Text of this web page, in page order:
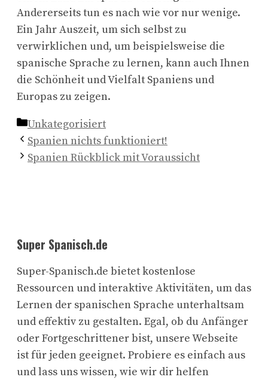
Andererseits tun es nach wie vor nur wenige.
Ein Jahr Auszeit, um sich selbst zu
verwirklichen und, um beispielsweise die
spanische Sprache zu lernen, kann auch Ihnen
die Schönheit und Vielfalt Spaniens und
Europas zu zeigen.
Kategorien
Unkategorisiert
Spanien nichts funktioniert!
Spanien Rückblick mit Voraussicht
Super Spanisch.de
Super-Spanisch.de bietet kostenlose
Ressourcen und interaktive Aktivitäten, um das
Lernen der spanischen Sprache unterhaltsam
und effektiv zu gestalten. Egal, ob du Anfänger
oder Fortgeschrittener bist, unsere Webseite
ist für jeden geeignet. Probiere es einfach aus
und lass uns wissen, wie wir dir helfen